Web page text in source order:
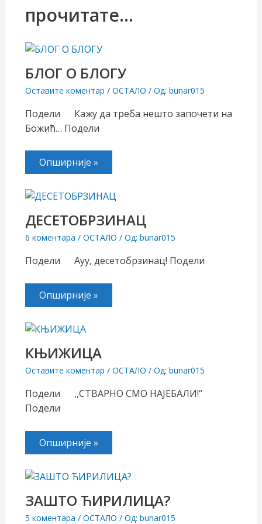
прочитате...
БЛОГ О БЛОГУ
Оставите коментар / ОСТАЛО / Од: bunar015
Подели Кажу да треба нешто започети на
Божић… Подели
Опширније »
ДЕСЕТОБРЗИНАЦ
6 коментара / ОСТАЛО / Од: bunar015
Подели Ауу, десетобрзинац! Подели
Опширније »
КЊИЖИЦА
Оставите коментар / ОСТАЛО / Од: bunar015
Подели ,,СТВАРНО СМО НАЈЕБАЛИ!“
Подели
Опширније »
ЗАШТО ЋИРИЛИЦА?
5 коментара / ОСТАЛО / Од: bunar015